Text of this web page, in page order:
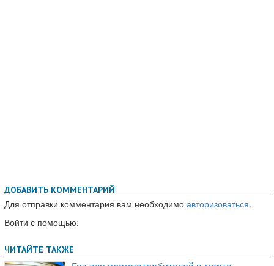
ДОБАВИТЬ КОММЕНТАРИЙ
Для отправки комментария вам необходимо авторизоваться.
Войти с помощью: